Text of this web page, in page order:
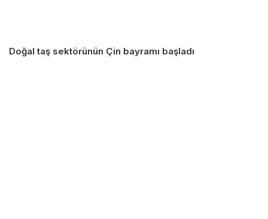
Doğal taş sektörünün Çin bayramı başladı